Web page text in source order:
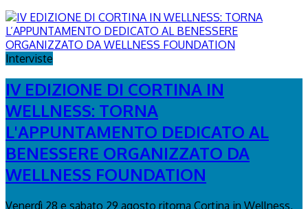
Interviste
IV EDIZIONE DI CORTINA IN
WELLNESS: TORNA
L'APPUNTAMENTO DEDICATO AL
BENESSERE ORGANIZZATO DA
WELLNESS FOUNDATION
Venerdì 28 e sabato 29 agosto ritorna Cortina in Wellness,